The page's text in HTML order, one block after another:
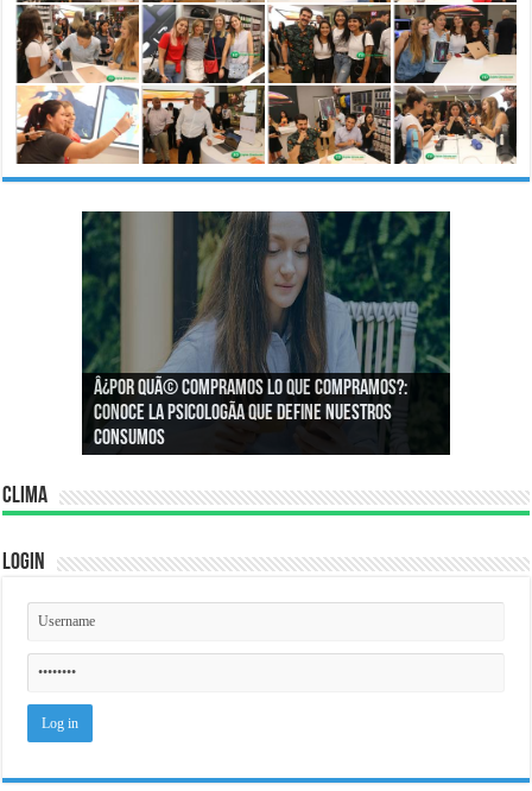
Â¿CÃ³mo podemos asegurar un espacio de
igualdad en el trabajo?
Â¿Por quÃ© compramos lo que compramos?:
Conoce la psicologÃ­a que define nuestros
consumos
Clima
Login